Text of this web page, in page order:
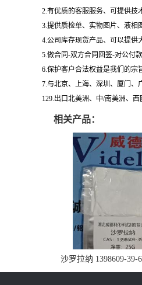
2.有优质的客服服务、可提供技
3.提供质检单、实物图片、液相
4.公司库存现货产品、可以提供
5.做合同-双方合同回签-对公付
6.保护客户合法权益是我们的宗
7.与北京、上海、深圳、厦门、
129.出口北美洲、中/南美洲、
相关产品：
沙罗拉纳 1398609-39-